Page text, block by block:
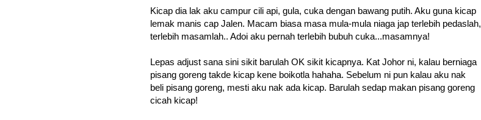
Kicap dia lak aku campur cili api, gula, cuka dengan bawang putih. Aku guna kicap
lemak manis cap Jalen. Macam biasa masa mula-mula niaga jap terlebih pedaslah,
terlebih masamlah.. Adoi aku pernah terlebih bubuh cuka...masamnya!
Lepas adjust sana sini sikit barulah OK sikit kicapnya. Kat Johor ni, kalau berniaga
pisang goreng takde kicap kene boikotla hahaha. Sebelum ni pun kalau aku nak
beli pisang goreng, mesti aku nak ada kicap. Barulah sedap makan pisang goreng
cicah kicap!